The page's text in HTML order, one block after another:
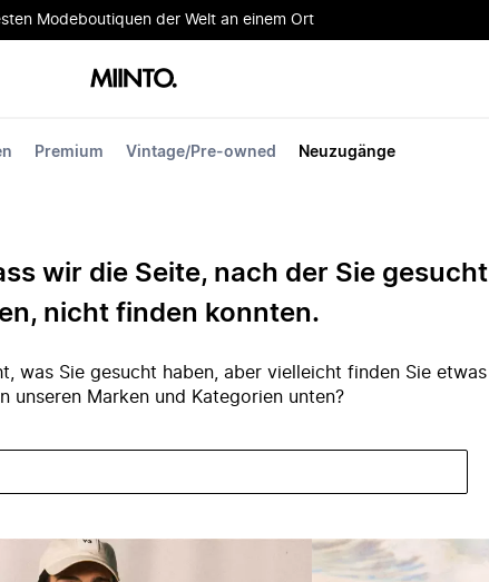
Modeboutiquen der Welt an einem Ort
Premium Vintage/Pre-owned Neuzugänge
wir die Seite, nach der Sie gesucht
nicht finden konnten.
was Sie gesucht haben, aber vielleicht finden Sie etwas
unseren Marken und Kategorien unten?